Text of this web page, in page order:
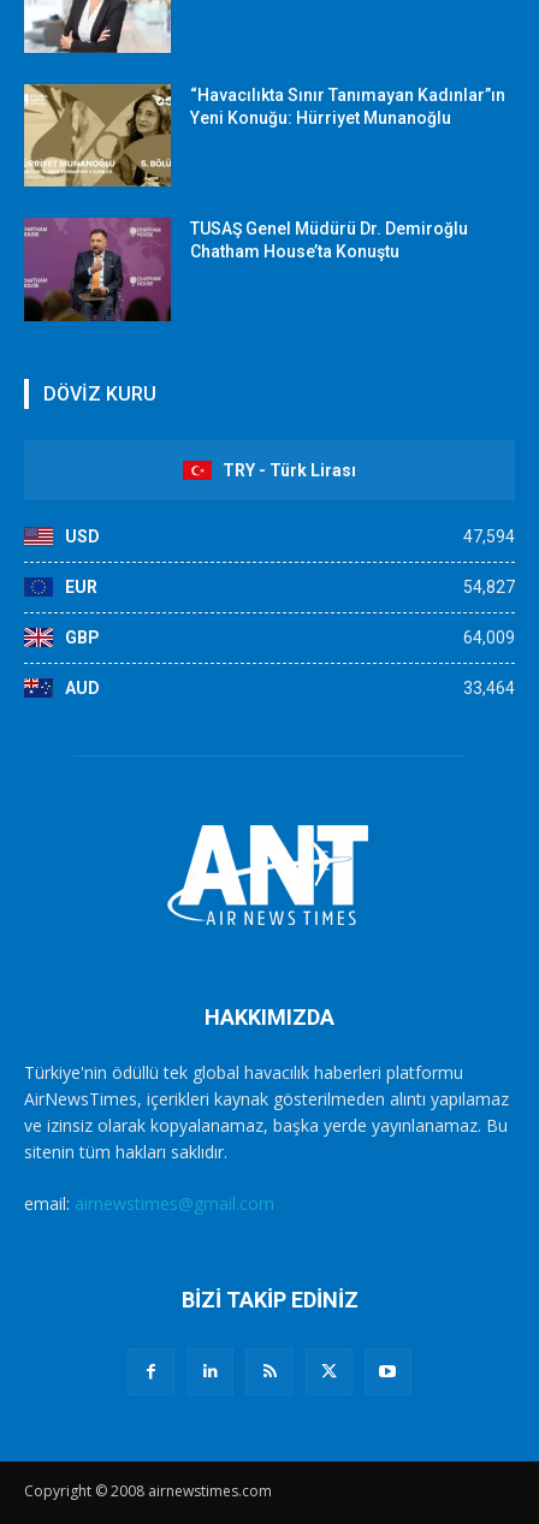
“Havacılıkta Sınır Tanımayan Kadınlar”ın
Yeni Konuğu: Hürriyet Munanoğlu
TUSAŞ Genel Müdürü Dr. Demiroğlu
Chatham House’ta Konuştu
DÖVİZ KURU
TRY - Türk Lirası
USD 47,594
EUR 54,827
GBP 64,009
AUD 33,464
HAKKIMIZDA
Türkiye'nin ödüllü tek global havacılık haberleri platformu
AirNewsTimes, içerikleri kaynak gösterilmeden alıntı yapılamaz
ve izinsiz olarak kopyalanamaz, başka yerde yayınlanamaz. Bu
sitenin tüm hakları saklıdır.
email: airnewstimes@gmail.com
BİZİ TAKİP EDİNİZ
Copyright © 2008 airnewstimes.com